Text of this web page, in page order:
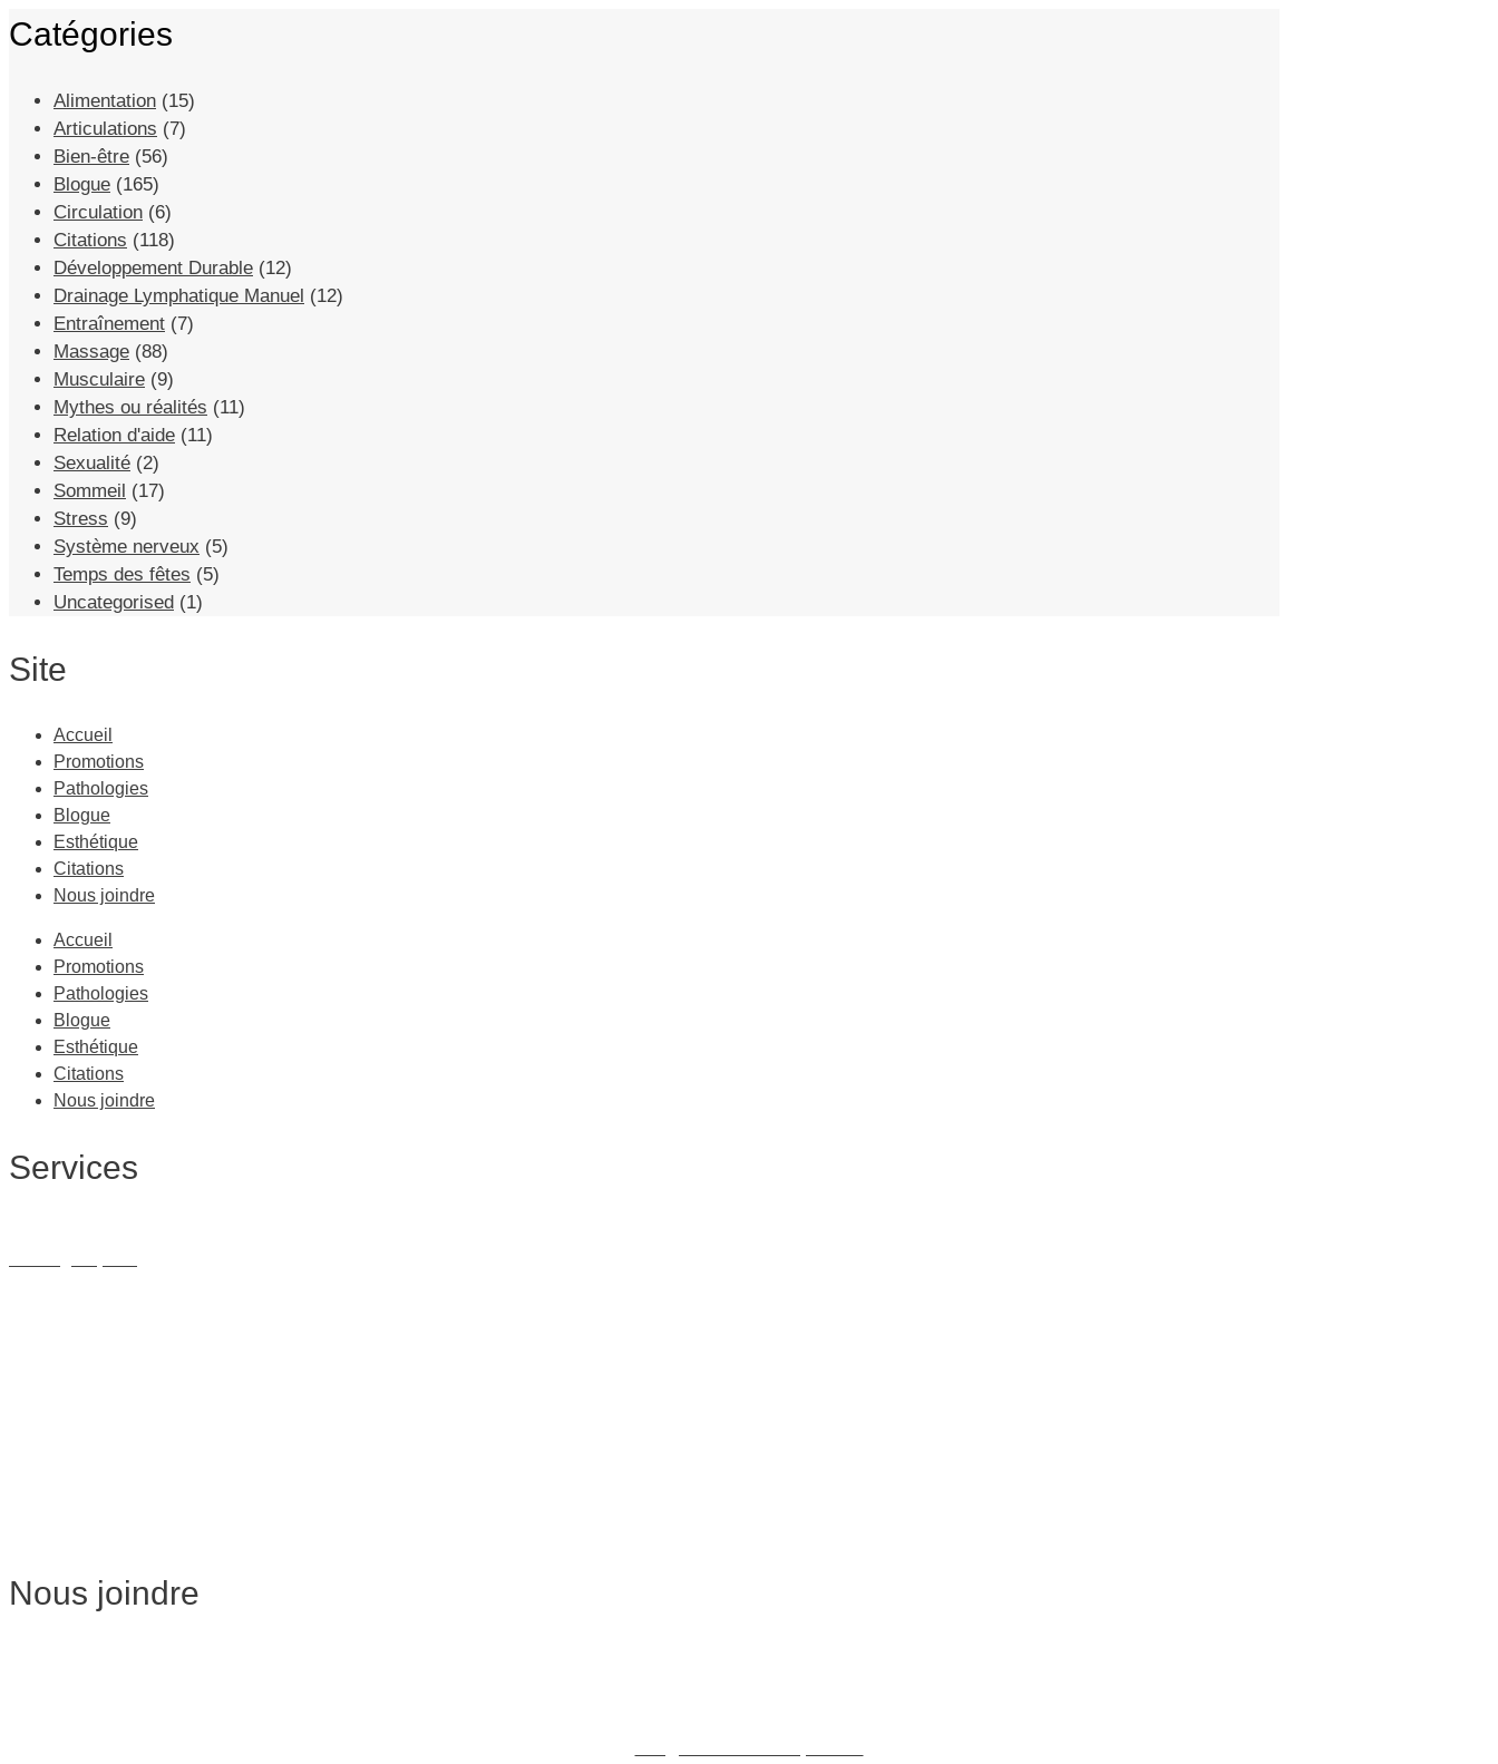
Catégories
Alimentation (15)
Articulations (7)
Bien-être (56)
Blogue (165)
Circulation (6)
Citations (118)
Développement Durable (12)
Drainage Lymphatique Manuel (12)
Entraînement (7)
Massage (88)
Musculaire (9)
Mythes ou réalités (11)
Relation d'aide (11)
Sexualité (2)
Sommeil (17)
Stress (9)
Système nerveux (5)
Temps des fêtes (5)
Uncategorised (1)
Site
Accueil
Promotions
Pathologies
Blogue
Esthétique
Citations
Nous joindre
Accueil
Promotions
Pathologies
Blogue
Esthétique
Citations
Nous joindre
Services
Nous joindre